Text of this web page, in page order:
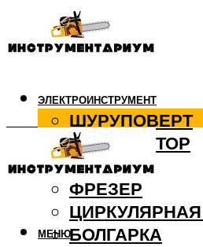
ЭЛЕКТРОИНСТРУМЕНТ
ШУРУПОВЕРТ
ПЕРФОРАТОР
ДРЕЛЬ
ФРЕЗЕР
БОЛГАРКА
МЕНЮ